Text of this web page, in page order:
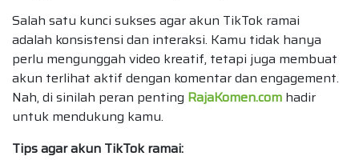
Salah satu kunci sukses agar akun TikTok ramai
adalah konsistensi dan interaksi. Kamu tidak hanya
perlu mengunggah video kreatif, tetapi juga membuat
akun terlihat aktif dengan komentar dan engagement.
Nah, di sinilah peran penting RajaKomen.com hadir
untuk mendukung kamu.
Tips agar akun TikTok ramai: